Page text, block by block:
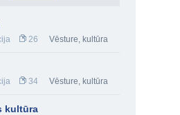
26 Vēsture, kultūra
34 Vēsture, kultūra
kultūra